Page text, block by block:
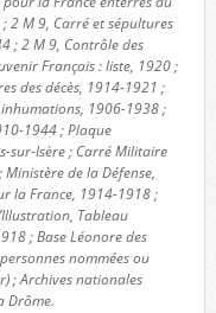
2 M 9, Carré et sépultures
; 2 M 9, Contrôle des
Français : liste, 1920 ;
des décès, 1914-1921 ;
inhumations, 1906-1938 ;
1944 ; Plaque
sur-Isère ; Carré Militaire
de la Défense,
la France, 1914-1918 ;
Tableau
; Base Léonore des
nommées ou
; Archives nationales
Drôme.